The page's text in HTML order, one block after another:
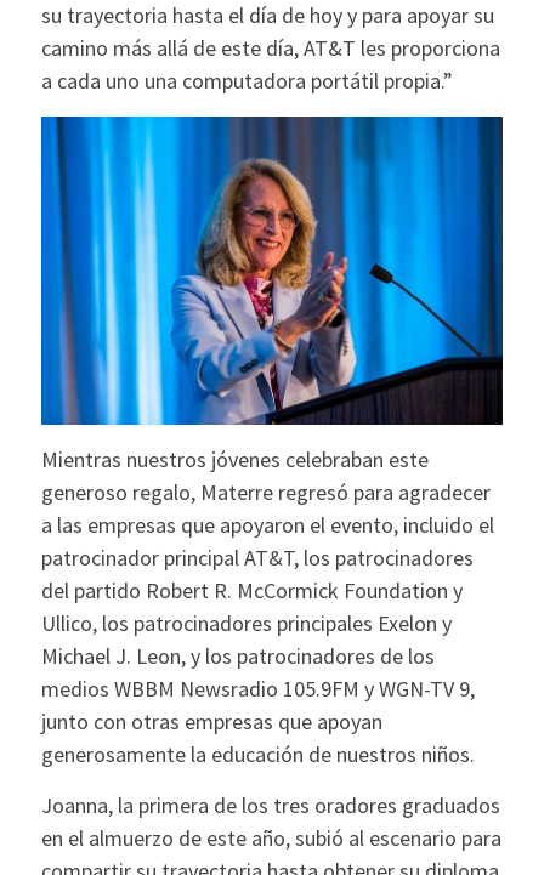
su trayectoria hasta el día de hoy y para apoyar su
camino más allá de este día, AT&T les proporciona
a cada uno una computadora portátil propia.”
Mientras nuestros jóvenes celebraban este
generoso regalo, Materre regresó para agradecer
a las empresas que apoyaron el evento, incluido el
patrocinador principal AT&T, los patrocinadores
del partido Robert R. McCormick Foundation y
Ullico, los patrocinadores principales Exelon y
Michael J. Leon, y los patrocinadores de los
medios WBBM Newsradio 105.9FM y WGN-TV 9,
junto con otras empresas que apoyan
generosamente la educación de nuestros niños.
Joanna, la primera de los tres oradores graduados
en el almuerzo de este año, subió al escenario para